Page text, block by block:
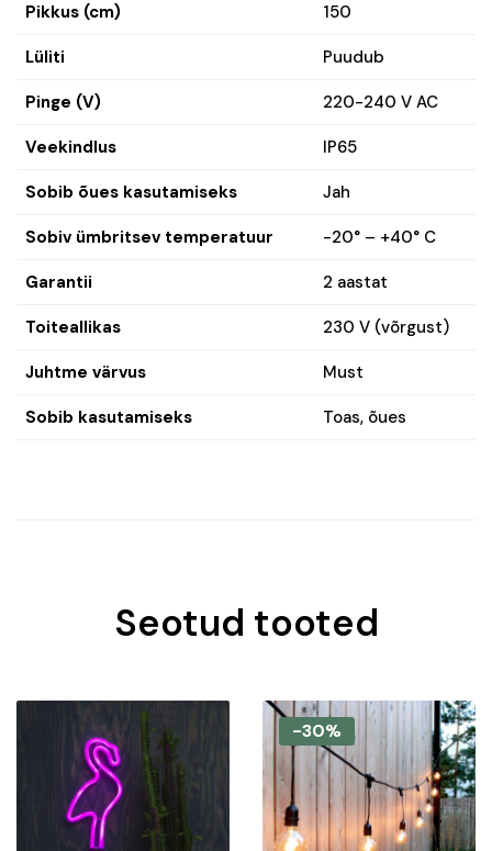
Pikkus (cm) 150
Lüliti Puudub
Pinge (V) 220-240 V AC
Veekindlus IP65
Sobib õues kasutamiseks Jah
Sobiv ümbritsev temperatuur -20° – +40° C
Garantii 2 aastat
Toiteallikas 230 V (võrgust)
Juhtme värvus Must
Sobib kasutamiseks Toas, õues
Seotud tooted
-30%